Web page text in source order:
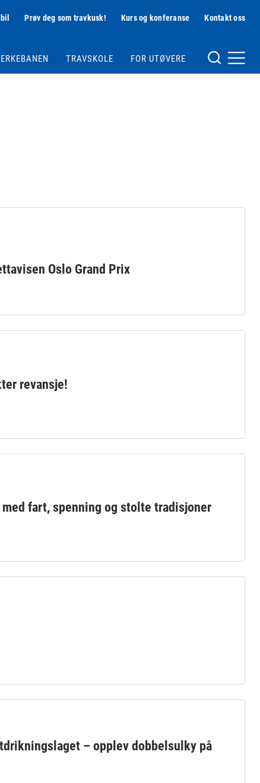
Prøv deg som travkusk! Kurs og konferanse Kontakt oss
TRAVSKOLE FOR UTØVERE
Oslo Grand Prix
revansje!
med fart, spenning og stolte tradisjoner
– opplev dobbelsulky på